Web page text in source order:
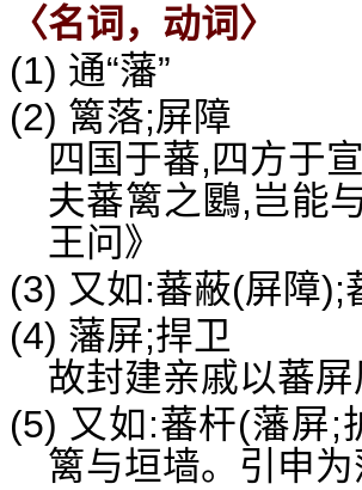
〈名词，动词〉
(1) 通“藩”
(2) 篱落;屏障
四国于蕃,四方于
夫蕃篱之鶠,岂能
王问》
(3) 又如:蕃蔽(屏障);
(4) 藩屏;捍卫
故封建亲戚以蕃
(5) 又如:蕃杆(藩屏;
篱与垣墙。引申